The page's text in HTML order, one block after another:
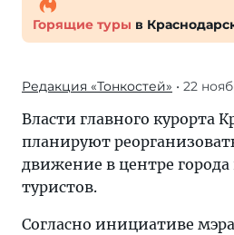
Горящие туры в
Редакция «Тонкостей» • 22
Власти главного курорта
планируют
движение в центре города
туристов.
Согласно инициативе